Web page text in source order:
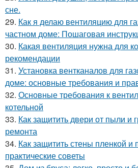
сне.
29. Как я делаю вентиляцию для
частном доме: Пошаговая
30. Какая вентиляция нужна для
рекомендации
31. Установка вентканалов для
доме: основные требования и
32. Основные требования к
котельной
33. Как защитить двери от пыли и
ремонта
34. Как защитить стены пленкой и
практические советы